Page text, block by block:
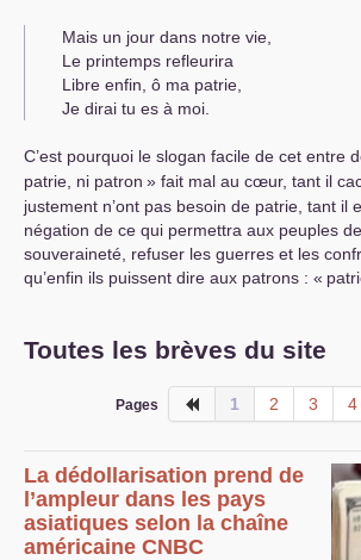
Mais un jour dans notre vie,
Le printemps refleurira
Libre enfin, ô ma patrie,
Je dirai tu es à moi.
C’est pourquoi le slogan facile de cet entre
patrie, ni patron » fait mal au cœur, tant il
justement n’ont pas besoin de patrie, tant il
négation de ce qui permettra aux peuples
souveraineté, refuser les guerres et les
qu’enfin ils puissent dire aux patrons : «
Toutes les brèves du site
Pages 1 2 3 4
La dédollarisation prend de
l’ampleur dans les pays
asiatiques selon la chaîne
américaine CNBC